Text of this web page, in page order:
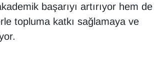
başarıyı artırıyor hem de
topluma katkı sağlamaya ve